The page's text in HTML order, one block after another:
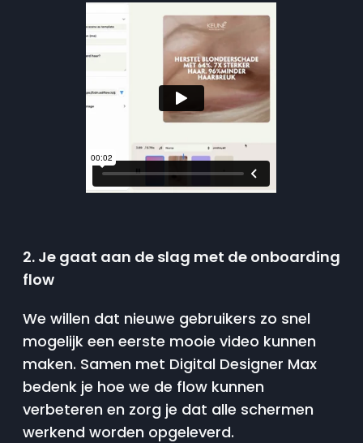
2. Je gaat aan de slag met de onboarding
flow
We willen dat nieuwe gebruikers zo snel
mogelijk een eerste mooie video kunnen
maken. Samen met Digital Designer Max
bedenk je hoe we de flow kunnen
verbeteren en zorg je dat alle schermen
werkend worden opgeleverd.